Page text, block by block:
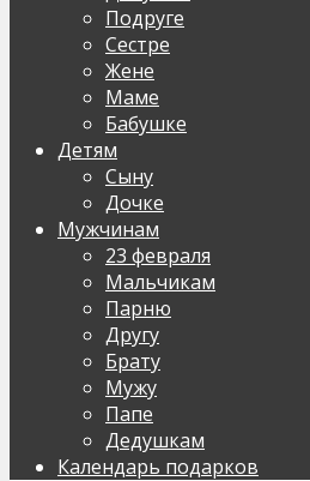
Подруге
Сестре
Жене
Маме
Бабушке
Детям
Сыну
Дочке
Мужчинам
23 февраля
Мальчикам
Парню
Другу
Брату
Мужу
Папе
Дедушкам
Календарь подарков